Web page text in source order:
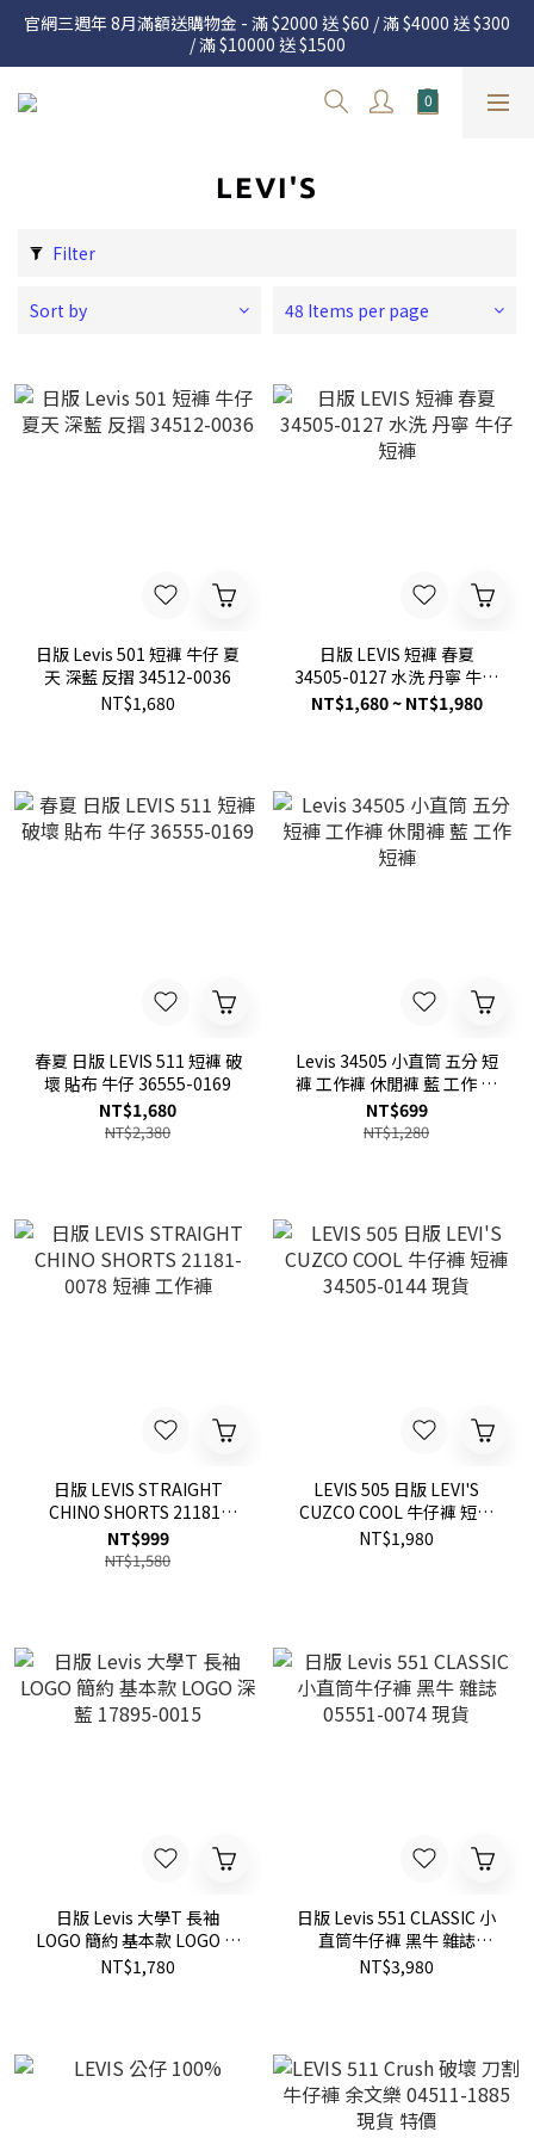
官網三週年 8月滿額送購物金 - 滿 $2000 送 $60 / 滿 $4000 送 $300
/ 滿 $10000 送 $1500
官網三週年 8月滿額送購物金 - 滿 $2000 送 $60 / 滿 $4000 送 $300
/ 滿 $10000 送 $1500
7.22 – 8.13 日本連線中，絕對讓你買到爆
LEVI'S
Filter
Sort by 48 Items per page
日版 Levis 501 短褲 牛仔 夏
天 深藍 反摺 34512-0036
NT$1,680
日版 LEVIS 短褲 春夏
34505-0127 水洗 丹寧 牛仔
短褲
NT$1,680 ~ NT$1,980
春夏 日版 LEVIS 511 短褲 破
壞 貼布 牛仔 36555-0169
NT$1,680
NT$2,380
Levis 34505 小直筒 五分 短
褲 工作褲 休閒褲 藍 工作 短
褲
NT$699
NT$1,280
日版 LEVIS STRAIGHT
CHINO SHORTS 21181-
0078 短褲 工作褲
NT$999
NT$1,580
LEVIS 505 日版 LEVI'S
CUZCO COOL 牛仔褲 短褲
34505-0144 現貨
NT$1,980
日版 Levis 大學T 長袖
LOGO 簡約 基本款 LOGO 深
藍 17895-0015
NT$1,780
日版 Levis 551 CLASSIC 小
直筒牛仔褲 黑牛 雜誌
05551-0074 現貨
NT$3,980